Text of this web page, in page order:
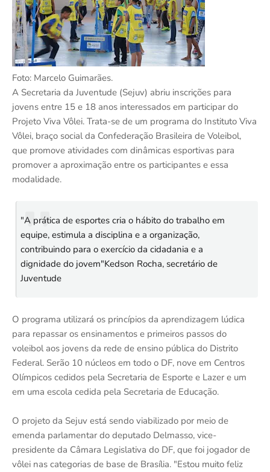
Foto: Marcelo Guimarães.
A Secretaria da Juventude (Sejuv) abriu inscrições para
jovens entre 15 e 18 anos interessados em participar do
Projeto Viva Vôlei. Trata-se de um programa do Instituto Viva
Vôlei, braço social da Confederação Brasileira de Voleibol,
que promove atividades com dinâmicas esportivas para
promover a aproximação entre os participantes e essa
modalidade.
"A prática de esportes cria o hábito do trabalho em
equipe, estimula a disciplina e a organização,
contribuindo para o exercício da cidadania e a
dignidade do jovem"Kedson Rocha, secretário de
Juventude
O programa utilizará os princípios da aprendizagem lúdica
para repassar os ensinamentos e primeiros passos do
voleibol aos jovens da rede de ensino pública do Distrito
Federal. Serão 10 núcleos em todo o DF, nove em Centros
Olímpicos cedidos pela Secretaria de Esporte e Lazer e um
em uma escola cedida pela Secretaria de Educação.
O projeto da Sejuv está sendo viabilizado por meio de
emenda parlamentar do deputado Delmasso, vice-
presidente da Câmara Legislativa do DF, que foi jogador de
vôlei nas categorias de base de Brasília. "Estou muito feliz